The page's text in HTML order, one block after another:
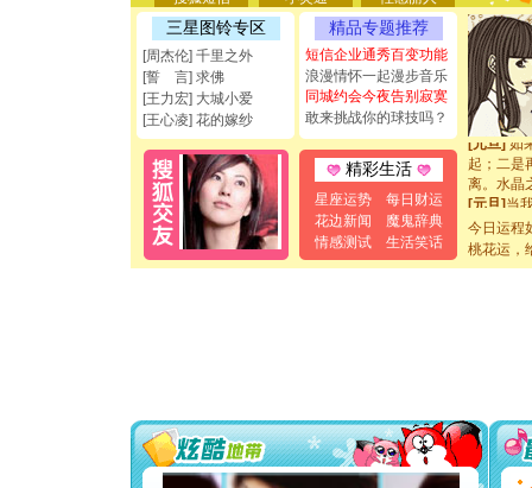
三星图铃专区
[周杰伦] 千里之外
[誓 言] 求佛
[王力宏] 大城小爱
[王心凌] 花的嫁纱
精品专题推荐
短信企业通秀百变功能
浪漫情怀一起漫步音乐
同城约会今夜告别寂寞
敢来挑战你的球技吗？
精彩生活
星座运势
每日财运
花边新闻
魔鬼辞典
情感测试
生活笑话
都要快乐
[圣诞节]
如意,快
[元旦]看
断电。爱
你是我专
[元旦]如
起；二是
离。水晶
[元旦]当
卖了。水
[春节]风
要平安！
[圣诞节]
能正大
都要快乐
今日运程
桃花运，